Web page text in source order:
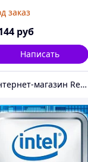
заказ
руб
Написать
Интернет-магазин Red Storm